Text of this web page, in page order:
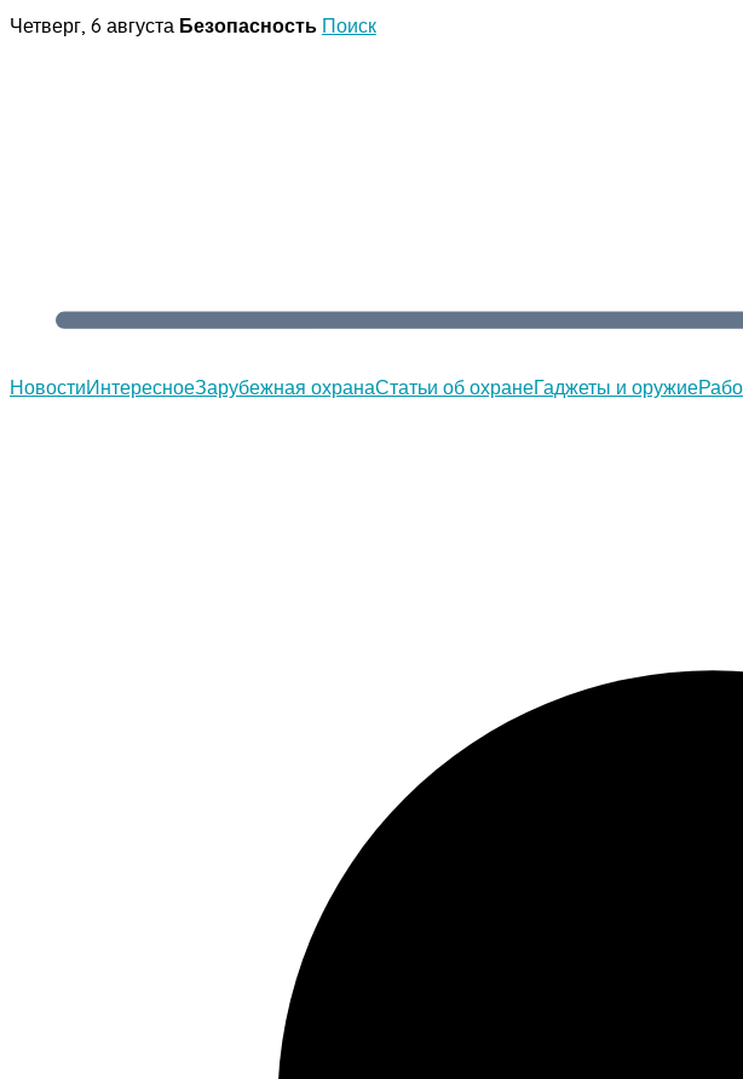
Перейти
Четверг, 6 августа Безопасность Поиск
НовостиИнтересноеЗарубежная охранаСтатьи об охранеГаджеты и оружие